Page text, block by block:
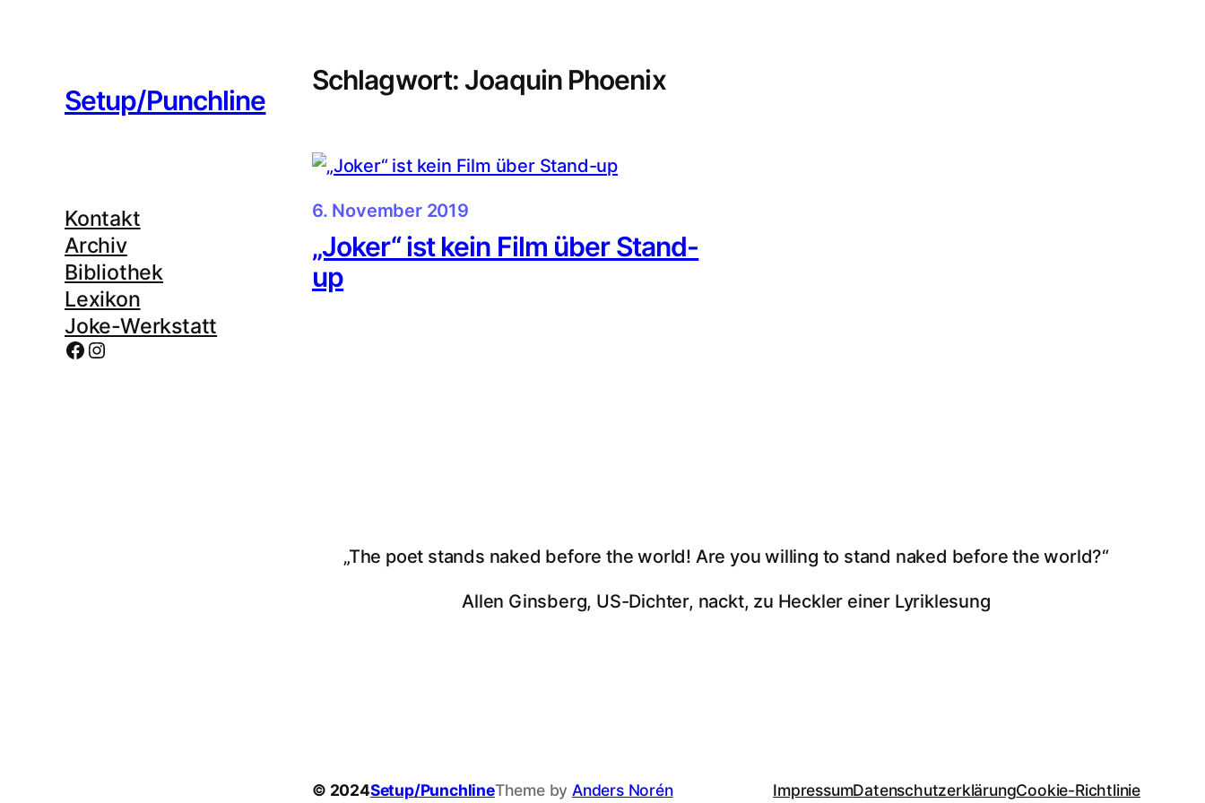
Setup/Punchline
Kontakt
Archiv
Bibliothek
Lexikon
Joke-Werkstatt
Facebook Instagram
Schlagwort: Joaquin Phoenix
6. November 2019
„Joker“ ist kein Film über Stand-
up
„The poet stands naked before the world! Are you willing to stand naked before the world?“
Allen Ginsberg, US-Dichter, nackt, zu Heckler einer Lyriklesung
© 2024Setup/PunchlineTheme by Anders Norén ImpressumDatenschutzerklärungCookie-Richtlinie